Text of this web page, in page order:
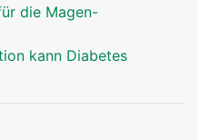
die Magen-
kann Diabetes